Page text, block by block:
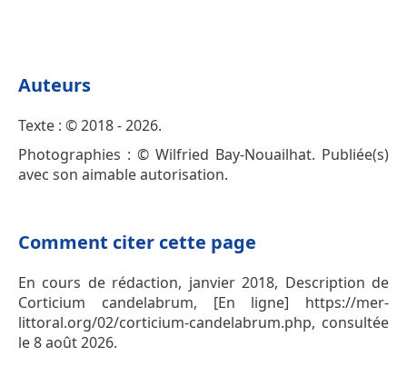
Auteurs
Texte : © 2018 - 2026.
Photographies : © Wilfried Bay-Nouailhat. Publiée(s)
avec son aimable autorisation.
Comment citer cette page
En cours de rédaction, janvier 2018, Description de
Corticium candelabrum, [En ligne] https://mer-
littoral.org/02/corticium-candelabrum.php, consultée
le 8 août 2026.